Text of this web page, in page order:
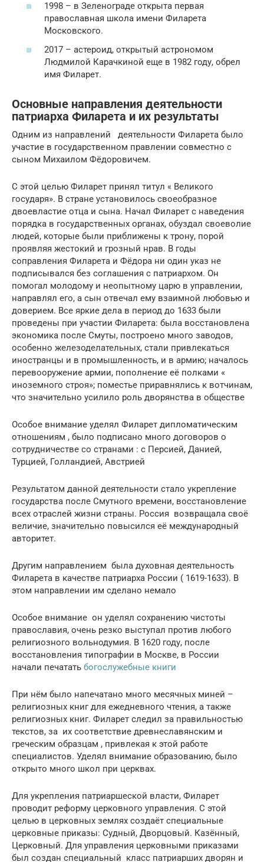
1998 – в Зеленограде открыта первая
православная школа имени Филарета
Московского.
2017 – астероид, открытый астрономом
Людмилой Карачкиной еще в 1982 году, обрел
имя Филарет.
Основные направления деятельности
патриарха Филарета и их результаты
Одним из направлений деятельности Филарета было
участие в государственном правлении совместно с
сыном Михаилом Фёдоровичем.
С этой целью Филарет принял титул « Великого
государя». В стране установилось своеобразное
двоевластие отца и сына. Начал Филарет с наведения
порядка в государственных органах, обуздал своеволие
людей, которые были приближены к трону, порой
проявляя жестокий и грозный нрав. В годы
соправления Филарета и Фёдора ни один указ не
подписывался без соглашения с патриархом. Он
помогал молодому и неопытному царю в управлении,
направлял его, а сын отвечал ему взаимной любовью и
доверием. Все яркие дела в период до 1633 были
проведены при участии Филарета: была восстановлена
экономика после Смуты, построено много заводов,
особенно железоделательных, стали привлекаться
иностранцы и в промышленность, и в армию; началось
перевооружение армии, пополнение её полками «
иноземного строя»; поместье приравнялись к вотчинам,
что значительно усилило роль дворянства в обществе
Особое внимание уделял Филарет дипломатическим
отношениям , было подписано много договоров о
сотрудничестве со странами : с Персией, Данией,
Турцией, Голландией, Австрией
Результатом данной деятельности стало укрепление
государства после Смутного времени, восстановление
всех отраслей жизни страны. Россия возвращала своё
величие, значительно повысился её международный
авторитет.
Другим направлением была духовная деятельность
Филарета в качестве патриарха России ( 1619-1633). В
этом направлении им сделано немало
Особое внимание он уделял сохранению чистоты
православия, очень резко выступал против любого
религиозного вольнодумия. В 1620 году, после
восстановления типографии в Москве, в России
начали печатать богослужебные книги
При нём было напечатано много месячных миней –
религиозных книг для ежедневного чтения, а также
религиозных книг. Филарет следил за правильностью
текстов, за их соответствие древнеславянским и
греческим образцам , привлекая к этой работе
специалистов. Уделял внимание образованию, было
открыто много школ при церквах.
Для укрепления патриаршеской власти, Филарет
проводит реформу церковного управления. С этой
целью в церковных землях создаёт специальные
церковные приказы: Судный, Дворцовый. Казённый,
Церковный. Для управления церковными приказами
был создан специальный класс патриарших дворян и